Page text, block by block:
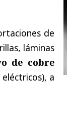
de
láminas
de cobre
a